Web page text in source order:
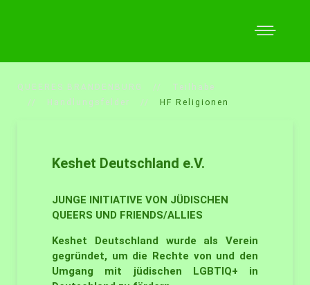
QUEERES BRANDENBURG
Teilhabe
Handlungsfelder
HF Religionen
Keshet Deutschland e.V.
JUNGE INITIATIVE VON JÜDISCHEN
QUEERS UND FRIENDS/ALLIES
Keshet Deutschland wurde als Verein
gegründet, um die Rechte von und den
Umgang mit jüdischen LGBTIQ+ in